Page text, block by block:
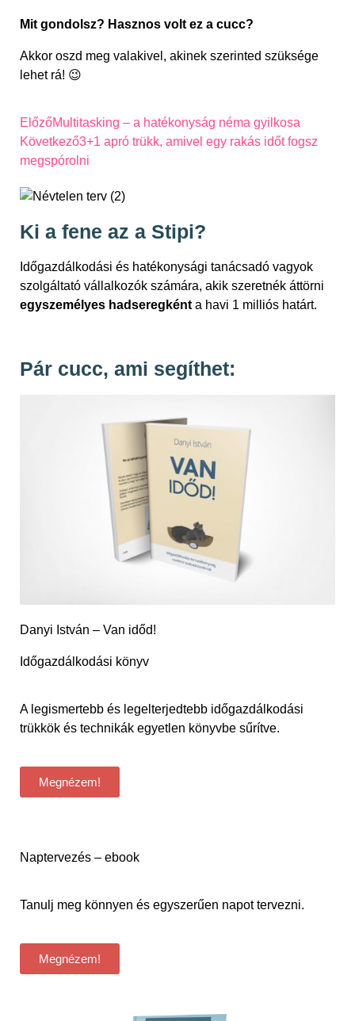
Mit gondolsz? Hasznos volt ez a cucc?
Akkor oszd meg valakivel, akinek szerinted szüksége
lehet rá! 😉
ElőzőMultitasking – a hatékonyság néma gyilkosa
Következő3+1 apró trükk, amivel egy rakás időt fogsz
megspórolni
Ki a fene az a Stipi?
Időgazdálkodási és hatékonysági tanácsadó vagyok
szolgáltató vállalkozók számára, akik szeretnék áttörni
egyszemélyes hadseregként a havi 1 milliós határt.
Pár cucc, ami segíthet:
Danyi István – Van időd!
Időgazdálkodási könyv
A legismertebb és legelterjedtebb időgazdálkodási
trükkök és technikák egyetlen könyvbe sűrítve.
Megnézem!
Naptervezés – ebook
Tanulj meg könnyen és egyszerűen napot tervezni.
Megnézem!